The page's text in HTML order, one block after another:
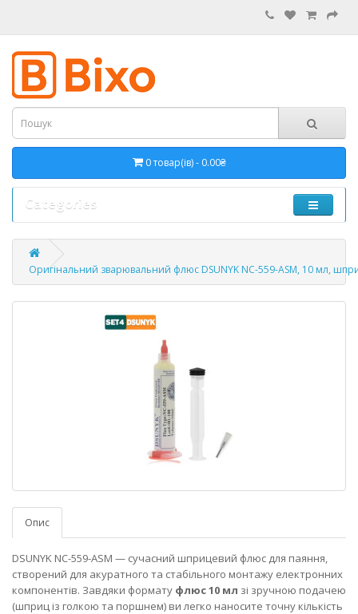
0 товар(ів) - 0.00₴
Categories
Оригінальний зварювальний флюс DSUNYK NC-559-ASM, 10 мл,
Опис
DSUNYK NC-559-ASM — сучасний шприцевий флюс для паяння,
створений для акуратного та стабільного монтажу електронних
компонентів. Завдяки формату флюс 10 мл зі зручною подачею
(шприц із голкою та поршнем) ви легко наносите точну кількість